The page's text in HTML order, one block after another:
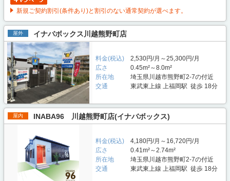
新規ご契約割引(条件あり)と割引のない通常契約が選べます。
屋外 イナバボックス川越熊野町店
料金(税込)
2,530円/月～25,300円/月
広さ
0.45m²～8.0m²
所在地
埼玉県川越市熊野町2-7の付近
交通
東武東上線 上福岡駅 徒歩 18分
屋内 INABA96 川越熊野町店(イナバボックス)
料金(税込)
4,180円/月～16,720円/月
広さ
0.41m²～2.74m²
所在地
埼玉県川越市熊野町2-7の付近
交通
東武東上線 上福岡駅 徒歩 18分